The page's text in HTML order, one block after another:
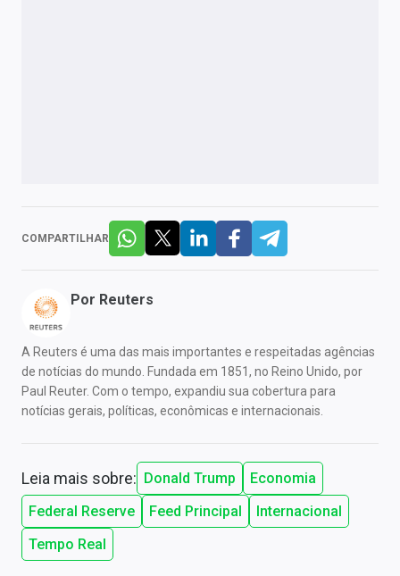
COMPARTILHAR
Por Reuters
A Reuters é uma das mais importantes e respeitadas agências
de notícias do mundo. Fundada em 1851, no Reino Unido, por
Paul Reuter. Com o tempo, expandiu sua cobertura para
notícias gerais, políticas, econômicas e internacionais.
Leia mais sobre: Donald Trump
Economia
Federal Reserve
Feed Principal
Internacional
Tempo Real